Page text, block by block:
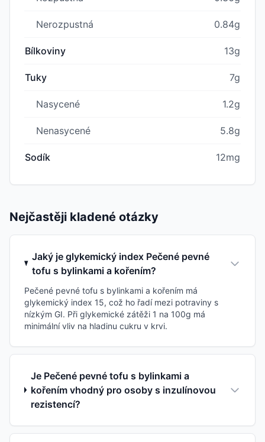
Nerozpustná 0.84g
Bílkoviny 13g
Tuky 7g
Nasycené 1.2g
Nenasycené 5.8g
Sodík 12mg
Nejčastěji kladené otázky
Jaký je glykemický index Pečené pevné
tofu s bylinkami a kořením?
Pečené pevné tofu s bylinkami a kořením má
glykemický index 15, což ho řadí mezi potraviny s
nízkým GI. Při glykemické zátěži 1 na 100g má
minimální vliv na hladinu cukru v krvi.
Je Pečené pevné tofu s bylinkami a
kořením vhodný pro osoby s inzulínovou
rezistencí?